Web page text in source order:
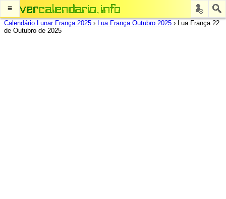
≡
Calendário Lunar França 2025 › Lua França Outubro 2025 › Lua França 22
de Outubro de 2025